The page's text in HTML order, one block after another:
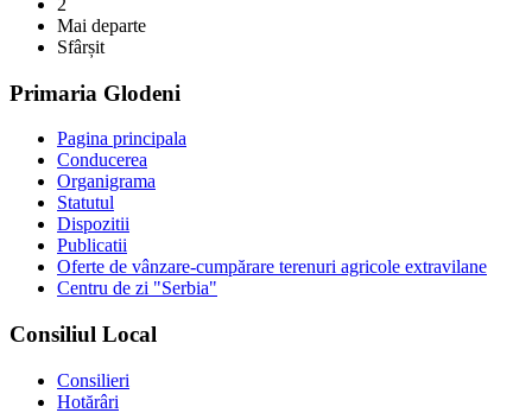
2
Mai departe
Sfârșit
Primaria Glodeni
Pagina principala
Conducerea
Organigrama
Statutul
Dispozitii
Publicatii
Oferte de vânzare-cumpărare terenuri agricole extravilane
Centru de zi "Serbia"
Consiliul Local
Consilieri
Hotărâri